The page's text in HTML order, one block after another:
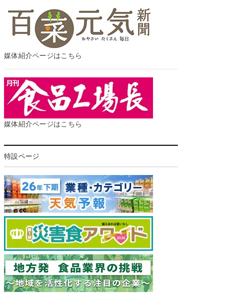
媒体紹介ページはこちら
媒体紹介ページはこちら
特設ページ